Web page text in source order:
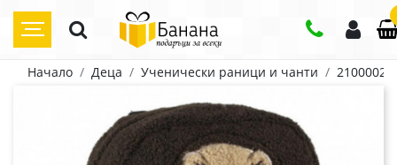
Начало Деца Ученически раници и чанти